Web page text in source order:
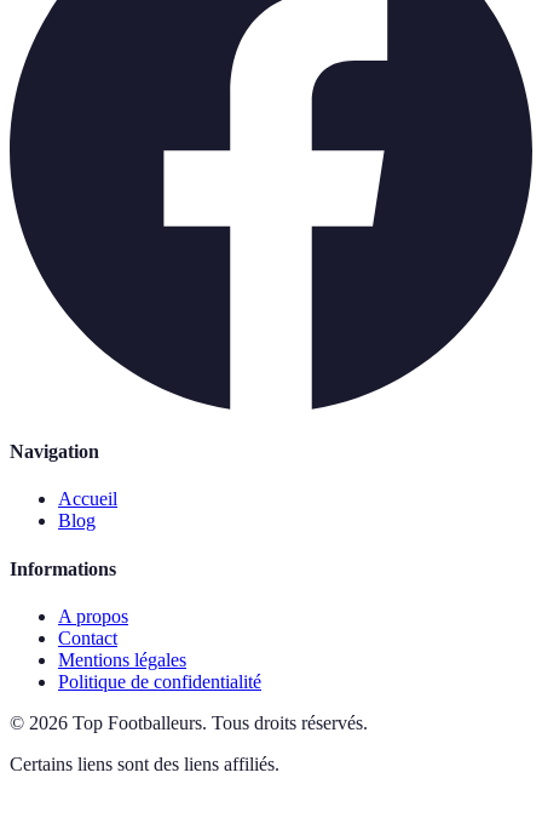
Navigation
Accueil
Blog
Informations
A propos
Contact
Mentions légales
Politique de confidentialité
© 2026 Top Footballeurs. Tous droits réservés.
Certains liens sont des liens affiliés.